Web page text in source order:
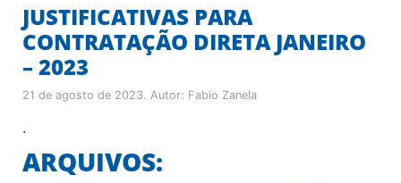
JUSTIFICATIVAS PARA
CONTRATAÇÃO DIRETA JANEIRO
– 2023
21 de agosto de 2023. Autor: Fabio Zanela
.
ARQUIVOS: